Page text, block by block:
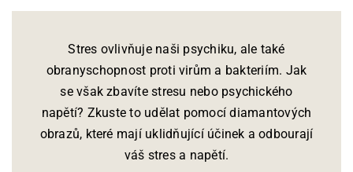
Stres ovlivňuje naši psychiku, ale také
obranyschopnost proti virům a bakteriím. Jak
se však zbavíte stresu nebo psychického
napětí? Zkuste to udělat pomocí diamantových
obrazů, které mají uklidňující účinek a odbourají
váš stres a napětí.